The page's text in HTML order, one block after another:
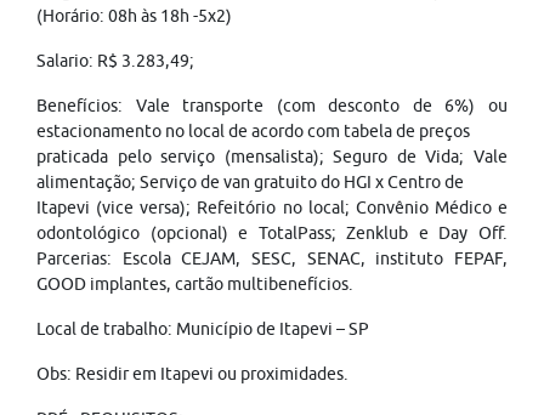
(Horário: 08h às 18h -5x2)
Salario: R$ 3.283,49;
Benefícios: Vale transporte (com desconto de 6%) ou
estacionamento no local de acordo com tabela de preços
praticada pelo serviço (mensalista); Seguro de Vida; Vale
alimentação; Serviço de van gratuito do HGI x Centro de
Itapevi (vice versa); Refeitório no local; Convênio Médico e
odontológico (opcional) e TotalPass; Zenklub e Day Off.
Parcerias: Escola CEJAM, SESC, SENAC, instituto FEPAF,
GOOD implantes, cartão multibenefícios.
Local de trabalho: Município de Itapevi – SP
Obs: Residir em Itapevi ou proximidades.